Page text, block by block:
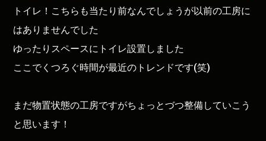
トイレ！こちらも当たり前なんでしょうが以前の工房に
はありませんでした
ゆったりスペースにトイレ設置しました
ここでくつろぐ時間が最近のトレンドです(笑)
まだ物置状態の工房ですがちょっとづつ整備していこう
と思います！